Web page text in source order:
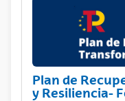
Plan de
y Resiliencia-